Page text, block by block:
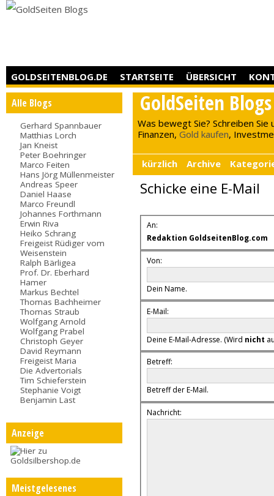
GOLDSEITENBLOG.DE STARTSEITE ÜBERSICHT
Alle Blogs
Gerhard Spannbauer
Matthias Lorch
Jan Kneist
Peter Boehringer
Marco Feiten
Hans Jörg Müllenmeister
Andreas Speer
Daniel Haase
Marco Freundl
Johannes Forthmann
Erwin Riva
Heiko Schrang
Freigeist Rüdiger vom
Weisenstein
Ralph Bärligea
Prof. Dr. Eberhard
Hamer
Markus Bechtel
Thomas Bachheimer
Thomas Straub
Wolfgang Arnold
Wolfgang Prabel
Christoph Geyer
David Reymann
Freigeist Maria
Die Advertorials
Tim Schieferstein
Stephanie Voigt
Benjamin Last
Anzeige
Meistgelesenes
GoldSeiten Blogs
Was bewegt Sie? Schreiben Sie
Finanzen,Gold kaufen,
kürzlich Archive
Schicke eine E-Mail
An:
Redaktion GoldseitenBlog.com
Von:
Dein Name.
E-Mail:
Deine E-Mail-Adresse. (Wird nicht
Betreff:
Betreff der E-Mail.
Nachricht: